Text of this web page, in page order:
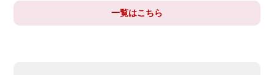
一覧はこちら